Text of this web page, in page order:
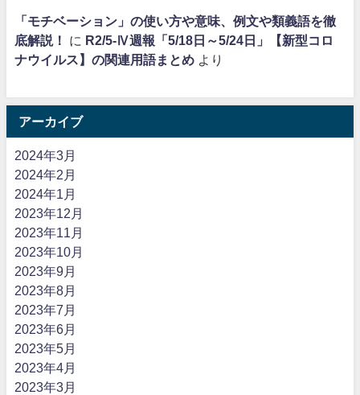
「モチベーション」の使い方や意味、例文や類義語を徹
底解説！
に R2/5-Ⅳ週報「5/18日～5/24日」【新型コロ
ナウイルス】の関連用語まとめ より
アーカイブ
2024年3月
2024年2月
2024年1月
2023年12月
2023年11月
2023年10月
2023年9月
2023年8月
2023年7月
2023年6月
2023年5月
2023年4月
2023年3月